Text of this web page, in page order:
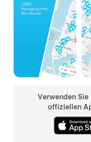
Verwenden
offiziellen